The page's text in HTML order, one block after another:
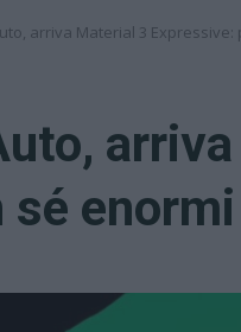
arriva Material 3
sé